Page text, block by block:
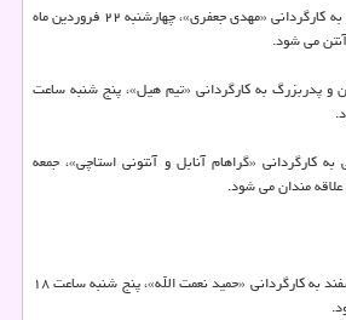
فیلم سینمایی بیست و سه نفر به کارگردانی «مهدی جعفری»، چهارشنبه ۲۲ فروردین ماه
و پدربزرگ به کارگردانی «تیم هیل»، پنج شنبه ساعت
کارگردانی «گراهام آنابل و آنتونی استاچی»، جمعه
فیلم سینمایی متولد سی ام اسفند به کارگردانی «حمید نعمت الله»، پنج شنبه ساعت ۱۸